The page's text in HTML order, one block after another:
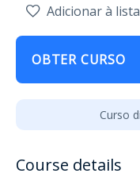
Adicionar à
OBTER CURSO
Curso
Course details